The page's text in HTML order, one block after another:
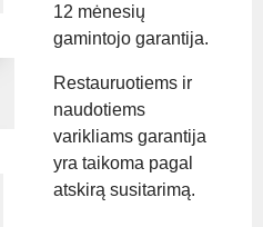
12 mėnesių
gamintojo garantija.
Restauruotiems ir
naudotiems
varikliams garantija
yra taikoma pagal
atskirą susitarimą.